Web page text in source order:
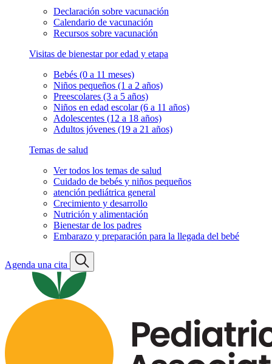
Declaración sobre vacunación
Calendario de vacunación
Recursos sobre vacunación
Visitas de bienestar por edad y etapa
Bebés (0 a 11 meses)
Niños pequeños (1 a 2 años)
Preescolares (3 a 5 años)
Niños en edad escolar (6 a 11 años)
Adolescentes (12 a 18 años)
Adultos jóvenes (19 a 21 años)
Temas de salud
Ver todos los temas de salud
Cuidado de bebés y niños pequeños
atención pediátrica general
Crecimiento y desarrollo
Nutrición y alimentación
Bienestar de los padres
Embarazo y preparación para la llegada del bebé
Agenda una cita